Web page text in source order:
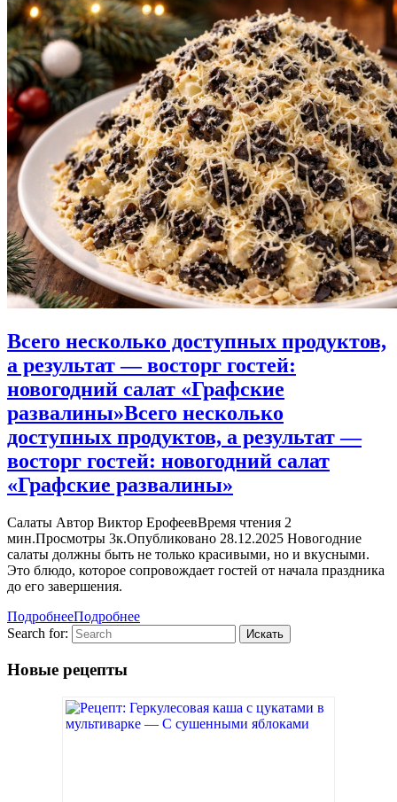
Всего несколько доступных продуктов,
а результат — восторг гостей:
новогодний салат «Графские
развалины»Всего несколько
доступных продуктов, а результат —
восторг гостей: новогодний салат
«Графские развалины»
Салаты Автор Виктор ЕрофеевВремя чтения 2
мин.Просмотры 3к.Опубликовано 28.12.2025 Новогодние
салаты должны быть не только красивыми, но и вкусными.
Это блюдо, которое сопровождает гостей от начала праздника
до его завершения.
ПодробнееПодробнее
Search for:
Новые рецепты